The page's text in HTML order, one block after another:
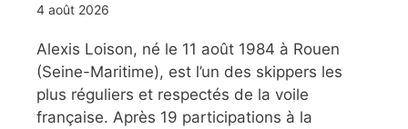
4 août 2026
Alexis Loison, né le 11 août 1984 à Rouen
(Seine-Maritime), est l’un des skippers les
plus réguliers et respectés de la voile
française. Après 19 participations à la